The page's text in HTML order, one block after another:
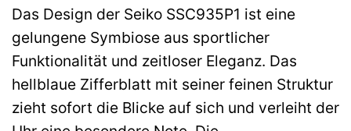
Das Design der Seiko SSC935P1 ist eine
gelungene Symbiose aus sportlicher
Funktionalität und zeitloser Eleganz. Das
hellblaue Zifferblatt mit seiner feinen Struktur
zieht sofort die Blicke auf sich und verleiht der